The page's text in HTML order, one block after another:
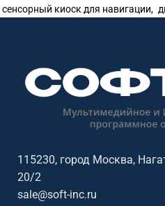
сенсорный киоск для навигации,
самообслуживания. Делает
навигацию и обслуживание
помогает разгрузить ресепшен и
Особенности: модель бренда
Black Glass, диагональ 43″,
фасадное стекло.
115230, город Москва,
20/2
sale@soft-inc.ru